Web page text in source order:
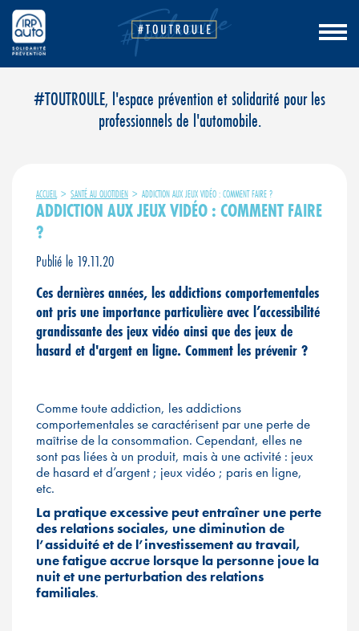
#TOUTROULE, l'espace prévention et solidarité pour les
professionnels de l'automobile.
ACCUEIL > SANTÉ AU QUOTIDIEN > ADDICTION AUX JEUX VIDÉO : COMMENT FAIRE ?
ADDICTION AUX JEUX VIDÉO : COMMENT FAIRE
?
Publié le 19.11.20
Ces dernières années, les addictions comportementales
ont pris une importance particulière avec l’accessibilité
grandissante des jeux vidéo ainsi que des jeux de
hasard et d'argent en ligne. Comment les prévenir ?
Comme toute addiction, les addictions
comportementales se caractérisent par une perte de
maîtrise de la consommation. Cependant, elles ne
sont pas liées à un produit, mais à une activité : jeux
de hasard et d’argent ; jeux vidéo ; paris en ligne,
etc.
La pratique excessive peut entraîner une perte
des relations sociales, une diminution de
l’assiduité et de l’investissement au travail,
une fatigue accrue lorsque la personne joue la
nuit et une perturbation des relations
familiales.